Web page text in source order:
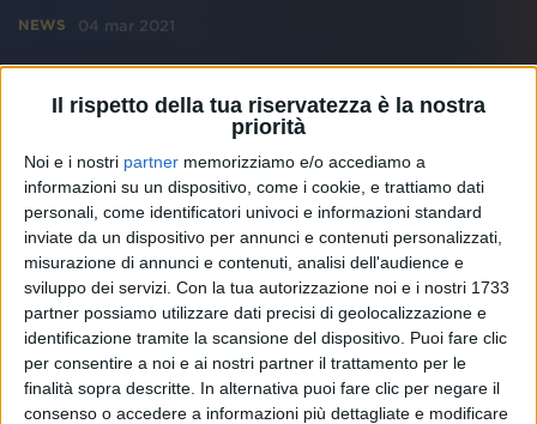
Il rispetto della tua riservatezza è la nostra
priorità
Noi e i nostri partner memorizziamo e/o accediamo a
informazioni su un dispositivo, come i cookie, e trattiamo dati
personali, come identificatori univoci e informazioni standard
inviate da un dispositivo per annunci e contenuti personalizzati,
misurazione di annunci e contenuti, analisi dell'audience e
sviluppo dei servizi. Con la tua autorizzazione noi e i nostri 1733
partner possiamo utilizzare dati precisi di geolocalizzazione e
identificazione tramite la scansione del dispositivo. Puoi fare clic
per consentire a noi e ai nostri partner il trattamento per le
finalità sopra descritte. In alternativa puoi fare clic per negare il
consenso o accedere a informazioni più dettagliate e modificare
NEWS 04 mar 2021
Avincola fa “Goal” a Sanremo 2021: “Sullo
stesso palco di Vasco Rossi”
“Una bellissima partita. Palleggi con Ibra? Avrei fatto
una figuraccia”